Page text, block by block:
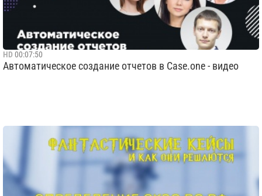
HD 00:07:50
Автоматическое создание отчетов в Case.one - видео